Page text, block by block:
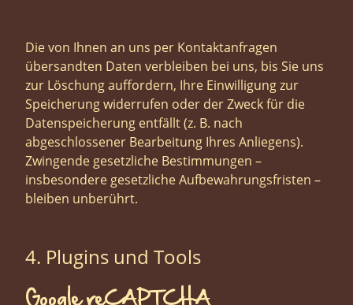
Die von Ihnen an uns per Kontaktanfragen
übersandten Daten verbleiben bei uns, bis Sie uns
zur Löschung auffordern, Ihre Einwilligung zur
Speicherung widerrufen oder der Zweck für die
Datenspeicherung entfällt (z. B. nach
abgeschlossener Bearbeitung Ihres Anliegens).
Zwingende gesetzliche Bestimmungen –
insbesondere gesetzliche Aufbewahrungsfristen –
bleiben unberührt.
4. Plugins und Tools
Google reCAPTCHA